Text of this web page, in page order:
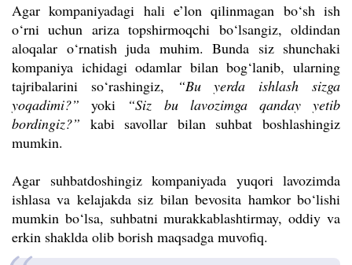
Agar kompaniyadagi hali e’lon qilinmagan bo‘sh ish
o‘rni uchun ariza topshirmoqchi bo‘lsangiz, oldindan
aloqalar o‘rnatish juda muhim. Bunda siz shunchaki
kompaniya ichidagi odamlar bilan bog‘lanib, ularning
tajribalarini so‘rashingiz,
“Bu yerda ishlash sizga
yoqadimi?” yoki
“Siz bu lavozimga qanday yetib
bordingiz?” kabi savollar bilan suhbat boshlashingiz
mumkin.
Agar suhbatdoshingiz kompaniyada yuqori lavozimda
ishlasa va kelajakda siz bilan bevosita hamkor bo‘lishi
mumkin bo‘lsa, suhbatni murakkablashtirmay, oddiy va
erkin shaklda olib borish maqsadga muvofiq.